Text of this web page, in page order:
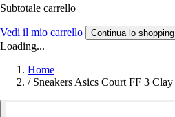
Subtotale carrello
Vedi il mio carrello Continua lo shopping
Loading...
Home
/ Sneakers Asics Court FF 3 Clay